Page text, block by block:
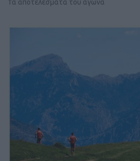
Τα αποτελέσματα του αγώνα